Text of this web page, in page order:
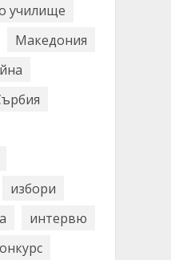
училище
Македония
избори
интервю